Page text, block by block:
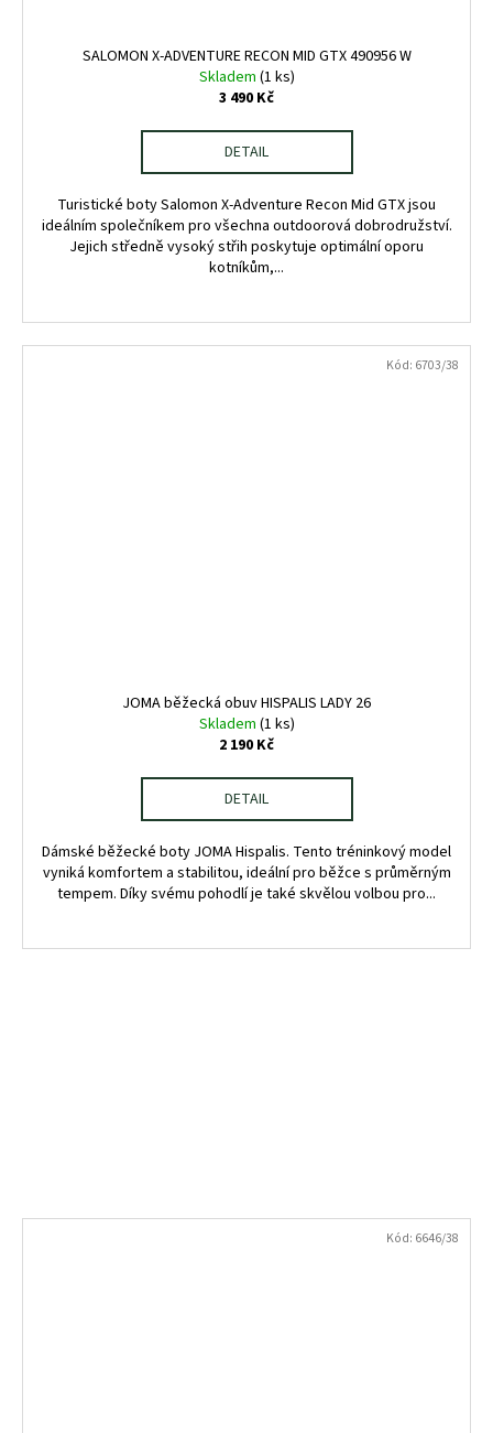
SALOMON X-ADVENTURE RECON MID GTX 490956 W
Skladem (1 ks)
3 490 Kč
DETAIL
Turistické boty Salomon X-Adventure Recon Mid GTX jsou
ideálním společníkem pro všechna outdoorová dobrodružství.
Jejich středně vysoký střih poskytuje optimální oporu
kotníkům,...
JOMA běžecká obuv HISPALIS LADY 26
Skladem (1 ks)
2 190 Kč
DETAIL
Dámské běžecké boty JOMA Hispalis. Tento tréninkový model
vyniká komfortem a stabilitou, ideální pro běžce s průměrným
tempem. Díky svému pohodlí je také skvělou volbou pro...
Kód: 6703/38
Kód: 6646/38